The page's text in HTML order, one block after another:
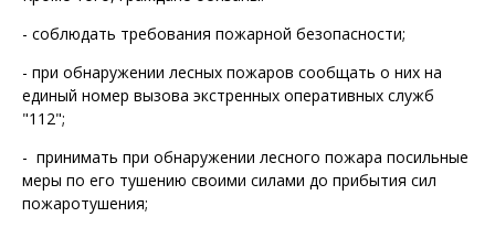
- соблюдать требования пожарной безопасности;
- при обнаружении лесных пожаров сообщать о них на
единый номер вызова экстренных оперативных служб
"112";
- принимать при обнаружении лесного пожара посильные
меры по его тушению своими силами до прибытия сил
пожаротушения;